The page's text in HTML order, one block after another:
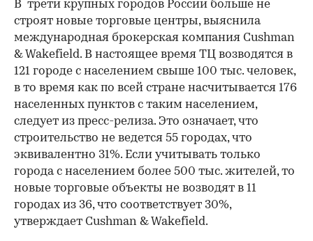
В трети крупных городов России больше не
строят новые торговые центры, выяснила
международная брокерская компания Cushman
& Wakefield. В настоящее время ТЦ возводятся в
121 городе с населением свыше 100 тыс. человек,
в то время как по всей стране насчитывается 176
населенных пунктов с таким населением,
следует из пресс-релиза. Это означает, что
строительство не ведется 55 городах, что
эквивалентно 31%. Если учитывать только
города с населением более 500 тыс. жителей, то
новые торговые объекты не возводят в 11
городах из 36, что соответствует 30%,
утверждает Cushman & Wakefield.